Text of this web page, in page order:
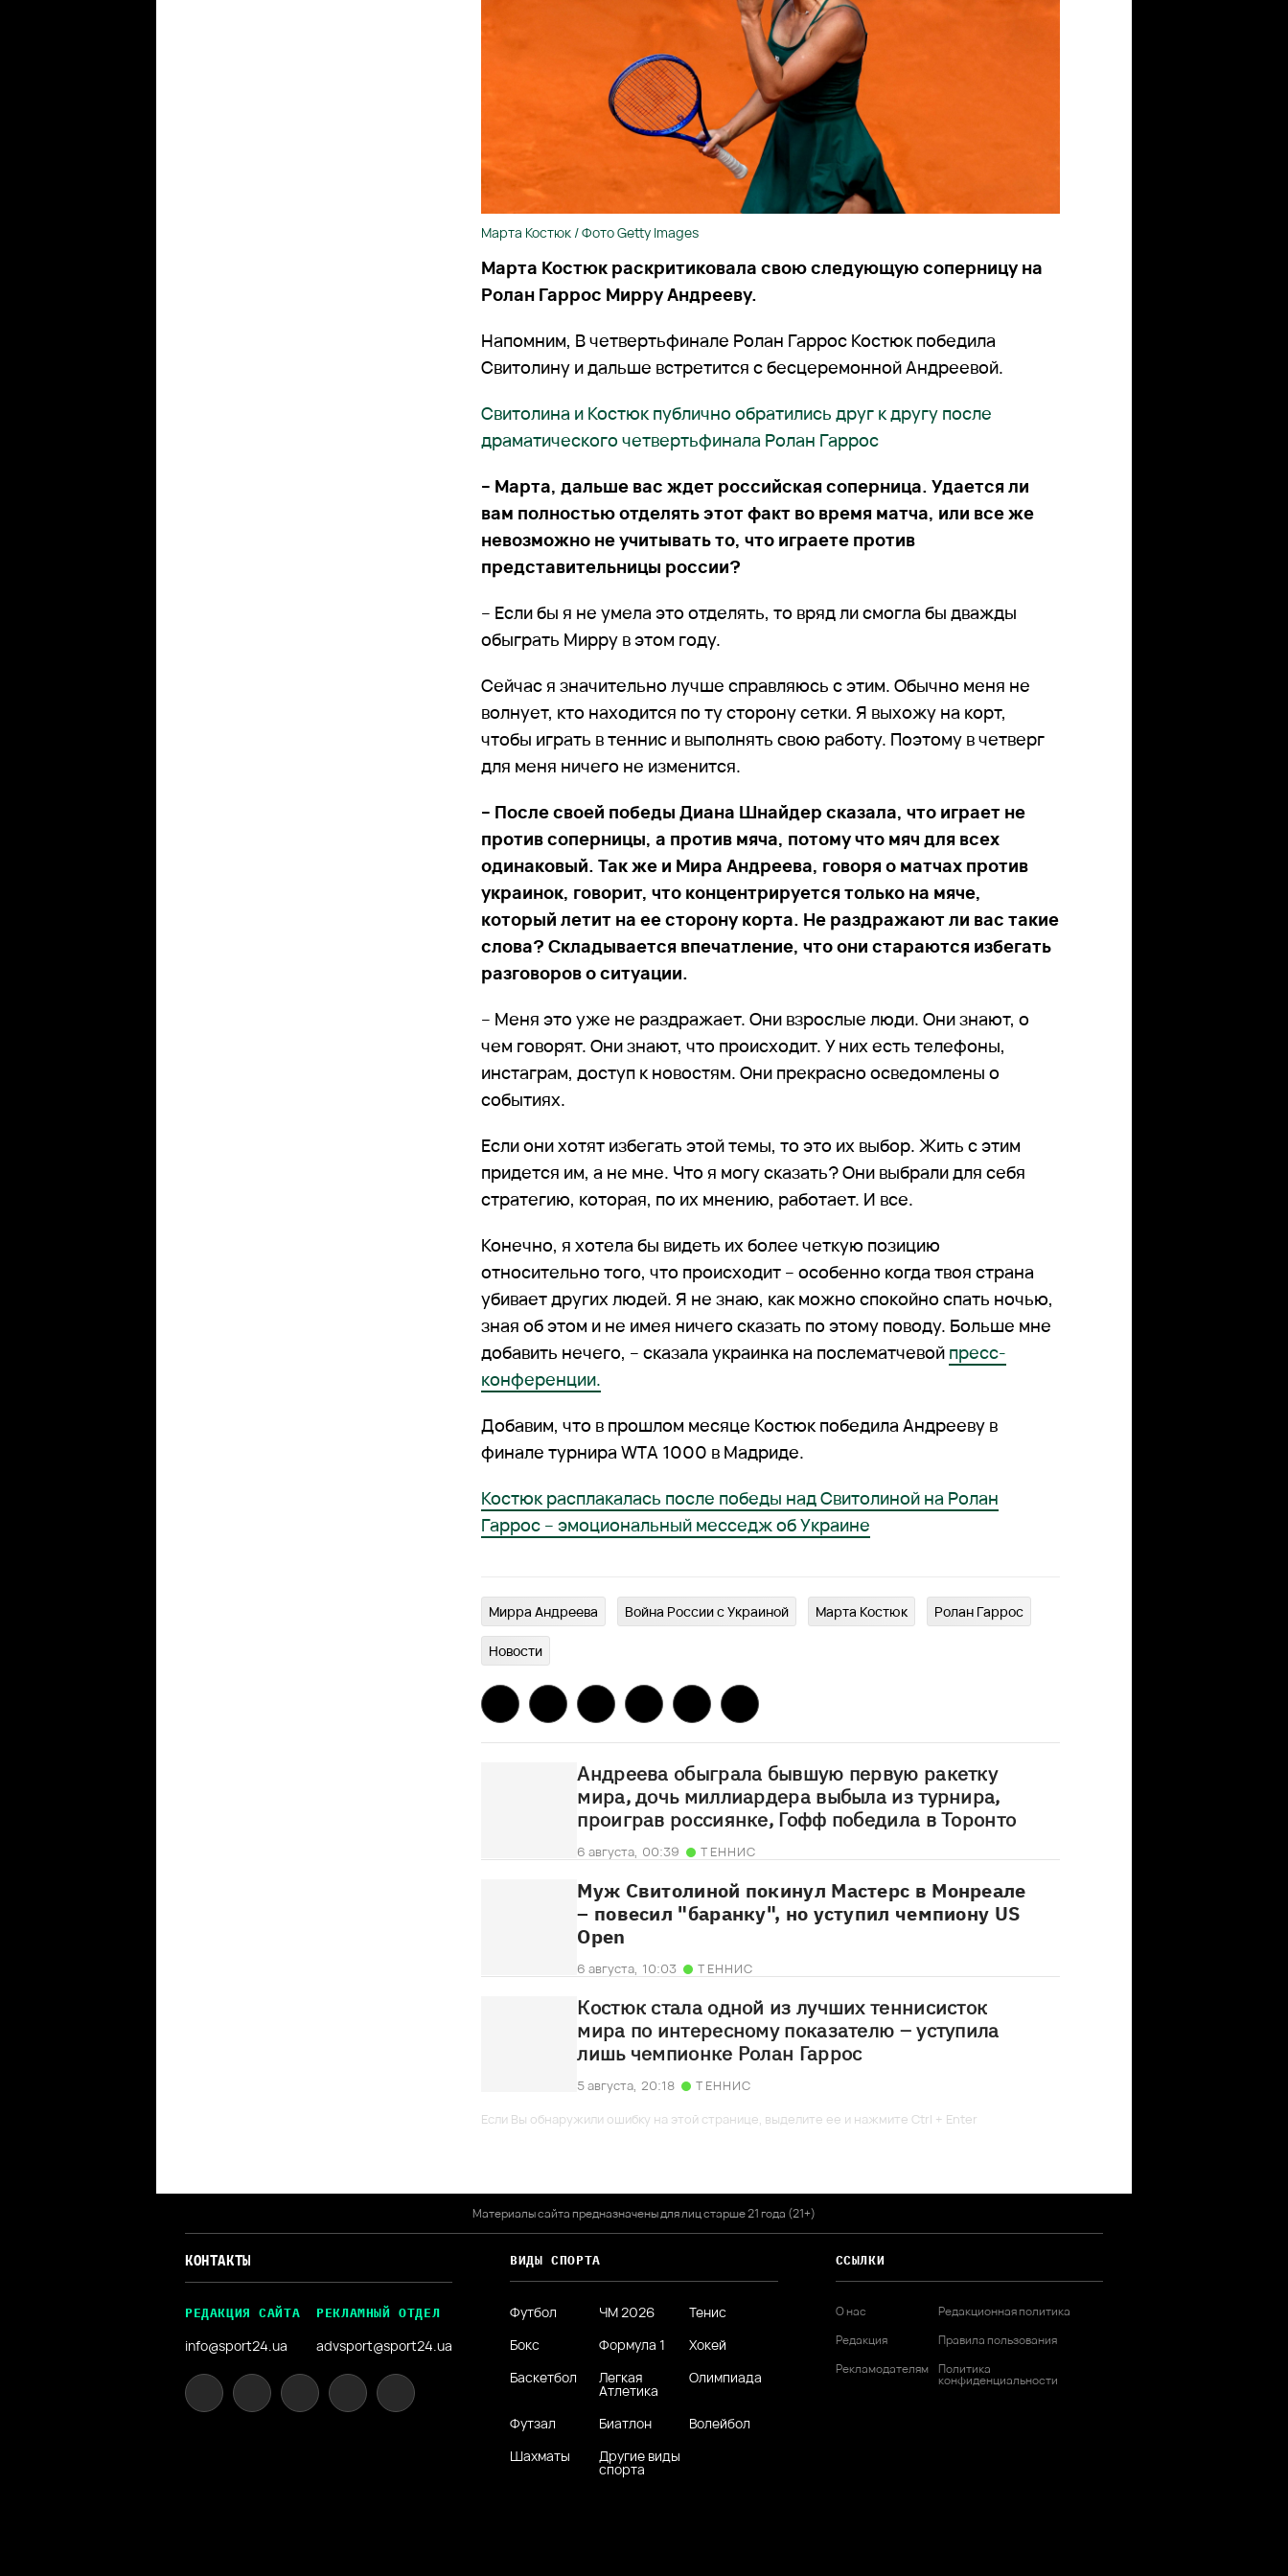
Марта Костюк / Фото Getty Images
Марта Костюк раскритиковала свою следующую соперницу на
Ролан Гаррос Мирру Андрееву.
Напомним, В четвертьфинале Ролан Гаррос Костюк победила
Свитолину и дальше встретится с бесцеремонной Андреевой.
Свитолина и Костюк публично обратились друг к другу после
драматического четвертьфинала Ролан Гаррос
– Марта, дальше вас ждет российская соперница. Удается ли
вам полностью отделять этот факт во время матча, или все же
невозможно не учитывать то, что играете против
представительницы россии?
– Если бы я не умела это отделять, то вряд ли смогла бы дважды
обыграть Мирру в этом году.
Сейчас я значительно лучше справляюсь с этим. Обычно меня не
волнует, кто находится по ту сторону сетки. Я выхожу на корт,
чтобы играть в теннис и выполнять свою работу. Поэтому в четверг
для меня ничего не изменится.
– После своей победы Диана Шнайдер сказала, что играет не
против соперницы, а против мяча, потому что мяч для всех
одинаковый. Так же и Мира Андреева, говоря о матчах против
украинок, говорит, что концентрируется только на мяче,
который летит на ее сторону корта. Не раздражают ли вас такие
слова? Складывается впечатление, что они стараются избегать
разговоров о ситуации.
– Меня это уже не раздражает. Они взрослые люди. Они знают, о
чем говорят. Они знают, что происходит. У них есть телефоны,
инстаграм, доступ к новостям. Они прекрасно осведомлены о
событиях.
Если они хотят избегать этой темы, то это их выбор. Жить с этим
придется им, а не мне. Что я могу сказать? Они выбрали для себя
стратегию, которая, по их мнению, работает. И все.
Конечно, я хотела бы видеть их более четкую позицию
относительно того, что происходит – особенно когда твоя страна
убивает других людей. Я не знаю, как можно спокойно спать ночью,
зная об этом и не имея ничего сказать по этому поводу. Больше мне
добавить нечего, – сказала украинка на послематчевой пресс-
конференции.
Добавим, что в прошлом месяце Костюк победила Андрееву в
финале турнира WTA 1000 в Мадриде.
Костюк расплакалась после победы над Свитолиной на Ролан
Гаррос – эмоциональный месседж об Украине
Мирра Андреева Война России с Украиной Марта Костюк Ролан Гаррос
Новости
Андреева обыграла бывшую первую ракетку
мира, дочь миллиардера выбыла из турнира,
проиграв россиянке, Гофф победила в Торонто
6 августа, 00:39 ТЕННИС
Муж Свитолиной покинул Мастерс в Монреале
– повесил "баранку", но уступил чемпиону US
Open
6 августа, 10:03 ТЕННИС
Костюк стала одной из лучших теннисисток
мира по интересному показателю – уступила
лишь чемпионке Ролан Гаррос
5 августа, 20:18
ТЕННИС
Если Вы обнаружили ошибку на этой странице, выделите ее и нажмите Ctrl + Enter
Материалы сайта предназначены для лиц старше 21 года (21+)
КОНТАКТЫ
РЕДАКЦИЯ САЙТА
info@sport24.ua
РЕКЛАМНЫЙ ОТДЕЛ
advsport@sport24.ua
ВИДЫ СПОРТА
Футбол ЧМ 2026
Тенис
Бокс
Формула 1
Хокей
Баскетбол
Легкая
Атлетика
Олимпиада
Футзал Биатлон
Волейбол
Шахматы
Другие виды
спорта
ССЫЛКИ
О нас
Редакция
Рекламодателям
Редакционная политика
Правила пользования
Политика
конфиденциальности